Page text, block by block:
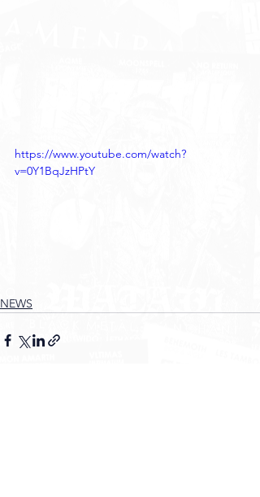
https://www.youtube.com/watch?
v=0Y1BqJzHPtY
NEWS